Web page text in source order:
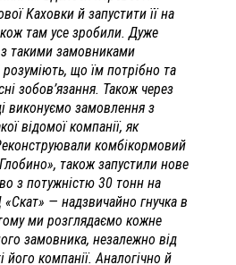
Каховки й запустити її на
там усе зробили. Дуже
такими замовниками
що їм потрібно та
зобов’язання. Також через
виконуємо замовлення з
відомої компанії, як
комбікормовий
також запустили нове
з потужністю 30 тонн на
«Скат» — надзвичайно гнучка в
ми розглядаємо кожне
замовника, незалежно від
його компанії. Аналогічно й